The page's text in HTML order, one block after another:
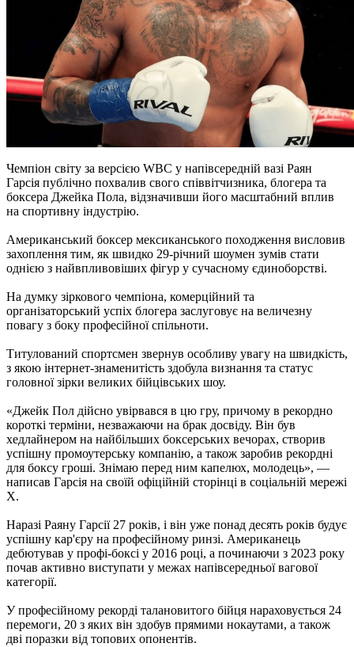
Чемпіон світу за версією WBC у напівсередній вазі Раян
Гарсія публічно похвалив свого співвітчизника, блогера та
боксера Джейка Пола, відзначивши його масштабний вплив
на спортивну індустрію.
Американський боксер мексиканського походження висловив
захоплення тим, як швидко 29-річний шоумен зумів стати
однією з найвпливовіших фігур у сучасному єдиноборстві.
На думку зіркового чемпіона, комерційний та
організаторський успіх блогера заслуговує на величезну
повагу з боку професійної спільноти.
Титулований спортсмен звернув особливу увагу на швидкість,
з якою інтернет-знаменитість здобула визнання та статус
головної зірки великих бійцівських шоу.
«Джейк Пол дійсно увірвався в цю гру, причому в рекордно
короткі терміни, незважаючи на брак досвіду. Він був
хедлайнером на найбільших боксерських вечорах, створив
успішну промоутерську компанію, а також заробив рекордні
для боксу гроші. Знімаю перед ним капелюх, молодець», —
написав Гарсія на своїй офіційній сторінці в соціальній мережі
Х.
Наразі Раяну Гарсії 27 років, і він уже понад десять років будує
успішну кар'єру на професійному ринзі. Американець
дебютував у профі-боксі у 2016 році, а починаючи з 2023 року
почав активно виступати у межах напівсередньої вагової
категорії.
У професійному рекорді талановитого бійця нараховується 24
перемоги, 20 з яких він здобув прямими нокаутами, а також
дві поразки від топових опонентів.